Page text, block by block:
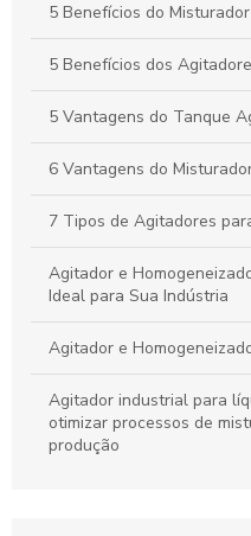
Produção
Como Escolher Tanques
para Sua Produção
5 Benefícios do
5 Benefícios dos
5 Vantagens do Tanque
6 Vantagens do
7 Tipos de Agitadores
Agitador e
Ideal para Sua Indústria
Agitador e
Agitador industrial para
otimizar processos de
produção